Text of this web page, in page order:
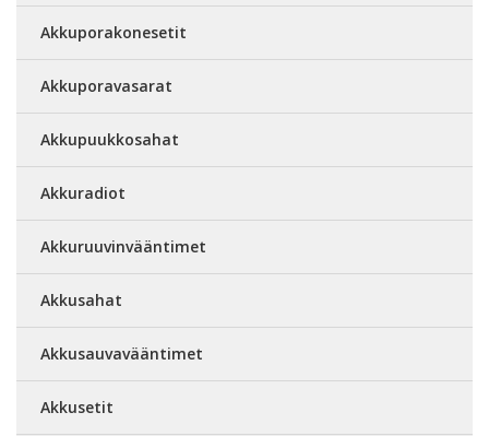
Akkuporakonesetit
Akkuporavasarat
Akkupuukkosahat
Akkuradiot
Akkuruuvinvääntimet
Akkusahat
Akkusauvavääntimet
Akkusetit